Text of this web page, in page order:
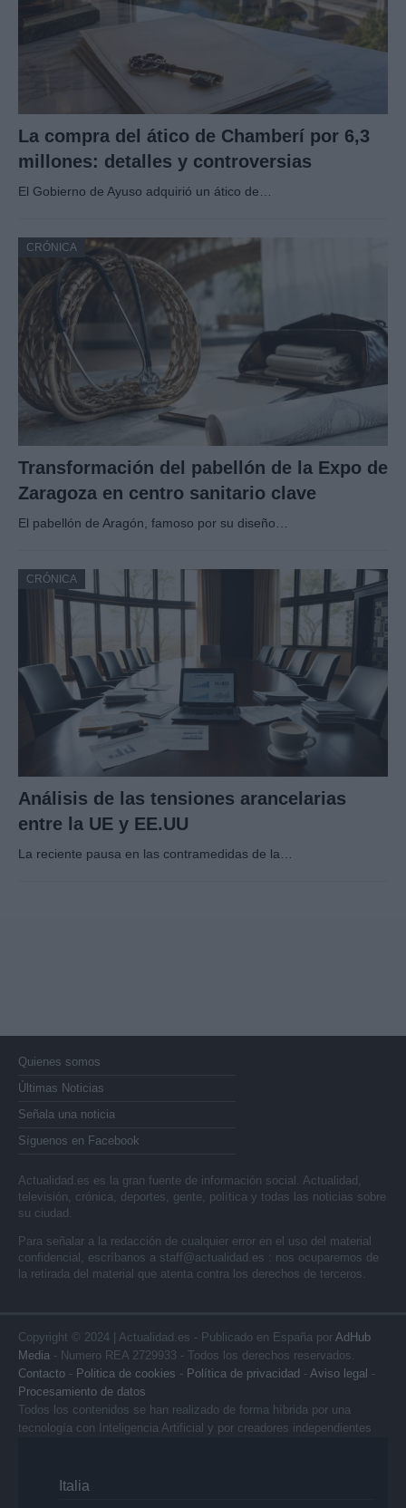
La compra del ático de Chamberí por 6,3
millones: detalles y controversias
El Gobierno de Ayuso adquirió un ático de…
CRÓNICA
Transformación del pabellón de la Expo de
Zaragoza en centro sanitario clave
El pabellón de Aragón, famoso por su diseño…
CRÓNICA
Análisis de las tensiones arancelarias
entre la UE y EE.UU
La reciente pausa en las contramedidas de la…
Quienes somos
Últimas Noticias
Señala una noticia
Síguenos en Facebook
Actualidad.es es la gran fuente de información social. Actualidad,
televisión, crónica, deportes, gente, política y todas las noticias sobre
su ciudad.
Para señalar a la redacción de cualquier error en el uso del material
confidencial, escríbanos a staff@actualidad.es : nos ocuparemos de
la retirada del material que atenta contra los derechos de terceros.
Copyright © 2024 | Actualidad.es - Publicado en España por AdHub
Media - Numero REA 2729933 - Todos los derechos reservados.
Contacto - Politica de cookies - Política de privacidad - Aviso legal -
Procesamiento de datos
Todos los contenidos se han realizado de forma híbrida por una
tecnología con Inteligencia Artificial y por creadores independientes
Italia